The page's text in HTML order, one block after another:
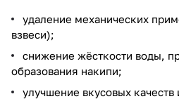
удаление механических
взвеси);
снижение жёсткости воды,
образования накипи;
улучшение вкусовых качеств